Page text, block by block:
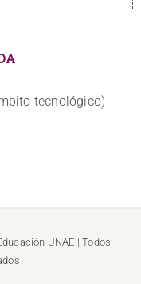
tecnológico)
UNAE | Todos